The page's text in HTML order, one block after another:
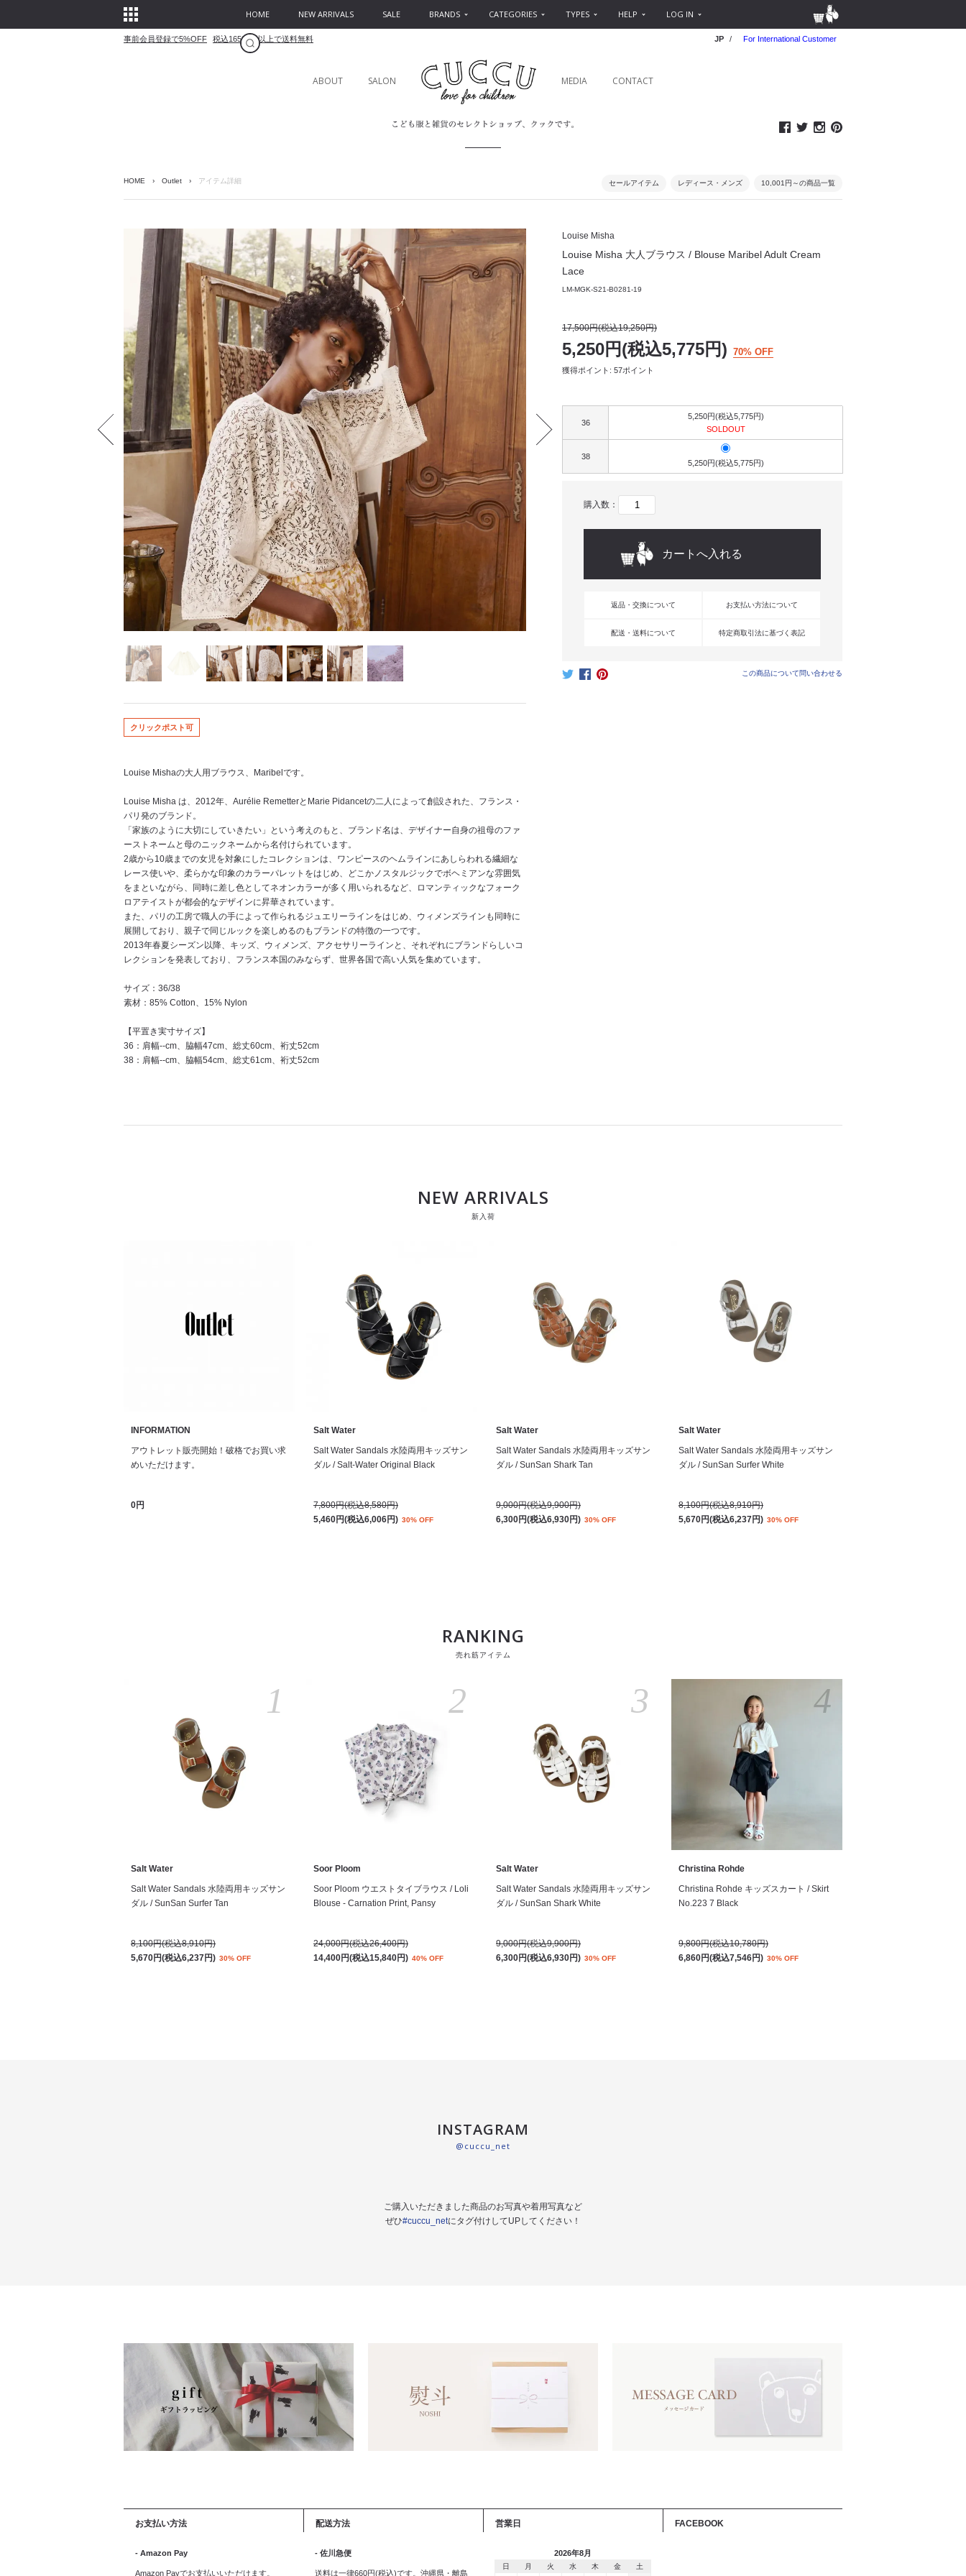
HOME NEW ARRIVALS SALE BRANDS CATEGORIES TYPES HELP LOG IN
事前会員登録で5%OFF 税込16500円以上で送料無料 JP / For International Customer
ABOUT SALON MEDIA CONTACT
HOME › Outlet › アイテム詳細 セールアイテム レディース・メンズ 10,001円～の商品一覧
Louise Misha
Louise Misha 大人ブラウス / Blouse Maribel Adult Cream
Lace
LM-MGK-S21-B0281-19
クリックポスト可
Louise Mishaの大人用ブラウス、Maribelです。
Louise Misha は、2012年、Aurélie RemetterとMarie Pidancetの二人によって創設された、フランス・
パリ発のブランド。
「家族のように大切にしていきたい」という考えのもと、ブランド名は、デザイナー自身の祖母のファ
ーストネームと母のニックネームから名付けられています。
2歳から10歳までの女児を対象にしたコレクションは、ワンピースのヘムラインにあしらわれる繊細な
レース使いや、柔らかな印象のカラーパレットをはじめ、どこかノスタルジックでボヘミアンな雰囲気
をまといながら、同時に差し色としてネオンカラーが多く用いられるなど、ロマンティックなフォーク
ロアテイストが都会的なデザインに昇華されています。
また、パリの工房で職人の手によって作られるジュエリーラインをはじめ、ウィメンズラインも同時に
展開しており、親子で同じルックを楽しめるのもブランドの特徴の一つです。
2013年春夏シーズン以降、キッズ、ウィメンズ、アクセサリーラインと、それぞれにブランドらしいコ
レクションを発表しており、フランス本国のみならず、世界各国で高い人気を集めています。
サイズ：36/38
素材：85% Cotton、15% Nylon
【平置き実寸サイズ】
36：肩幅--cm、脇幅47cm、総丈60cm、裄丈52cm
38：肩幅--cm、脇幅54cm、総丈61cm、裄丈52cm
17,500円(税込19,250円)
5,250円(税込5,775円) 70% OFF
獲得ポイント: 57ポイント
36
5,250円(税込5,775円)
SOLDOUT
38
5,250円(税込5,775円)
購入数：
返品・交換について お支払い方法について
配送・送料について 特定商取引法に基づく表記
この商品について問い合わせる
NEW ARRIVALS
新入荷
INFORMATION
アウトレット販売開始！破格でお買い求
めいただけます。
0円
Salt Water
Salt Water Sandals 水陸両用キッズサン
ダル / Salt-Water Original Black
7,800円(税込8,580円)
5,460円(税込6,006円) 30% OFF
Salt Water
Salt Water Sandals 水陸両用キッズサン
ダル / SunSan Shark Tan
9,000円(税込9,900円)
6,300円(税込6,930円) 30% OFF
Salt Water
Salt Water Sandals 水陸両用キッズサン
ダル / SunSan Surfer White
8,100円(税込8,910円)
5,670円(税込6,237円) 30% OFF
RANKING
売れ筋アイテム
Salt Water
Salt Water Sandals 水陸両用キッズサン
ダル / SunSan Surfer Tan
8,100円(税込8,910円)
5,670円(税込6,237円) 30% OFF
1
Soor Ploom
Soor Ploom ウエストタイブラウス / Loli
Blouse - Carnation Print, Pansy
24,000円(税込26,400円)
14,400円(税込15,840円) 40% OFF
2
Salt Water
Salt Water Sandals 水陸両用キッズサン
ダル / SunSan Shark White
9,000円(税込9,900円)
6,300円(税込6,930円) 30% OFF
3
Christina Rohde
Christina Rohde キッズスカート / Skirt
No.223 7 Black
9,800円(税込10,780円)
6,860円(税込7,546円) 30% OFF
4
INSTAGRAM
@cuccu_net
ご購入いただきました商品のお写真や着用写真など
ぜひ#cuccu_netにタグ付けしてUPしてください！
お支払い方法
- Amazon Pay
Amazon Payでお支払いいただけます。
配送方法
- 佐川急便
送料は一律660円(税込)です。沖縄県・離島
営業日
2026年8月
日 月 火 水 木 金
土
FACEBOOK